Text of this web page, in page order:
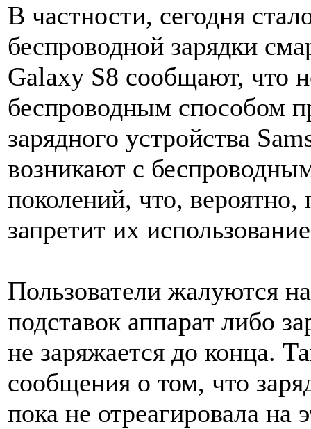
В частности, сегодня
беспроводной зарядки
Galaxy S8 сообщают, что
беспроводным способом
зарядного устройства
возникают с
поколений, что, вероятно,
запретит их
Пользователи жалуются
подставок аппарат либо
не заряжается до конца.
сообщения о том, что
пока не отреагировала на